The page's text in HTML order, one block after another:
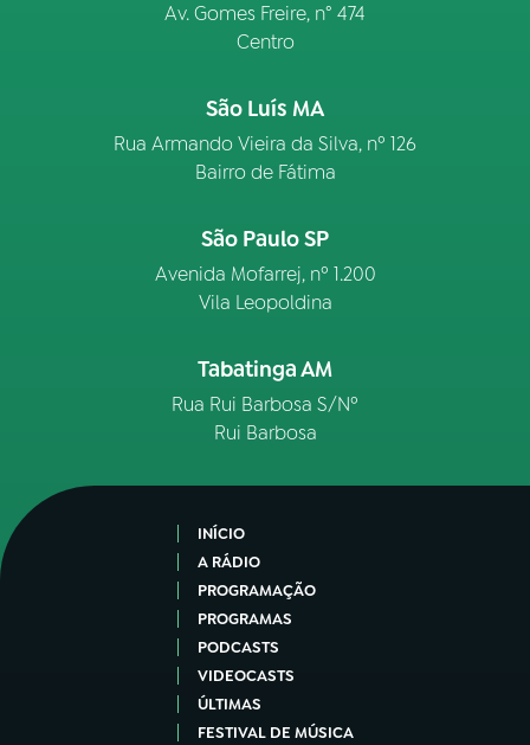
Av. Gomes Freire, n° 474
Centro
São Luís MA
Rua Armando Vieira da Silva, nº 126
Bairro de Fátima
São Paulo SP
Avenida Mofarrej, nº 1.200
Vila Leopoldina
Tabatinga AM
Rua Rui Barbosa S/Nº
Rui Barbosa
INÍCIO
A RÁDIO
PROGRAMAÇÃO
PROGRAMAS
PODCASTS
VIDEOCASTS
ÚLTIMAS
FESTIVAL DE MÚSICA